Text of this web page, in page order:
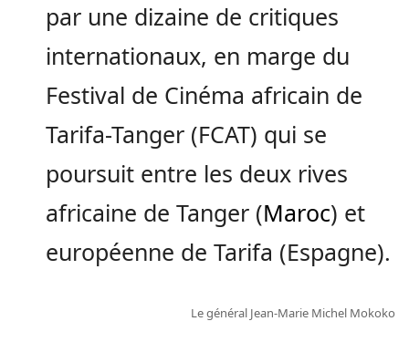
par une dizaine de critiques
internationaux, en marge du
Festival de Cinéma africain de
Tarifa-Tanger (FCAT) qui se
poursuit entre les deux rives
africaine de Tanger (Maroc) et
européenne de Tarifa (Espagne).
Le général Jean-Marie Michel Mokoko